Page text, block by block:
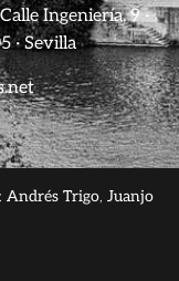
Ingeniería, 9 ·
· Sevilla
Andrés Trigo, Juanjo